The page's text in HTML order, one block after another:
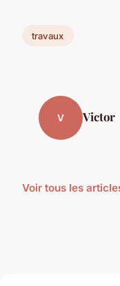
travaux
V Victor
Voir tous les